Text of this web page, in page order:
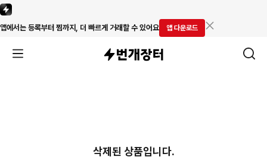
앱에서는 등록부터 찜까지, 더 빠르게 거래할 수 있어요 앱 다운로드
삭제된 상품입니다.